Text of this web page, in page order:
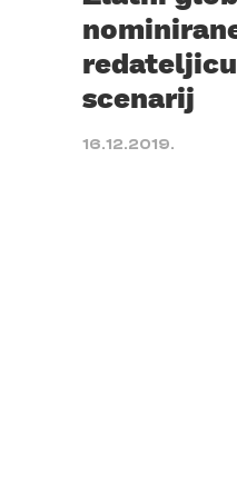
scenarij
16.12.2019.